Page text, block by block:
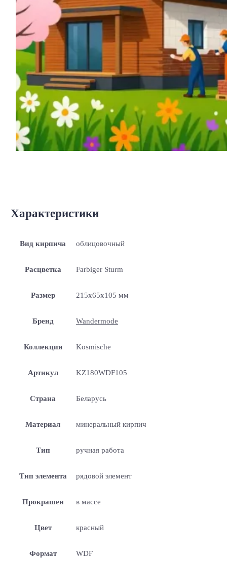
Характеристики
Вид кирпича облицовочный
Расцветка Farbiger Sturm
Размер 215x65x105 мм
Бренд Wandermode
Коллекция Kosmische
Артикул KZ180WDF105
Страна Беларусь
Материал минеральный кирпич
Тип ручная работа
Тип элемента рядовой элемент
Прокрашен в массе
Цвет красный
Формат WDF